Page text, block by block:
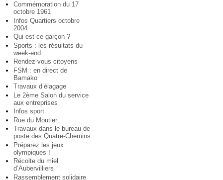
Commémoration du 17
octobre 1961
Infos Quartiers octobre
2004
Qui est ce garçon ?
Sports : les résultats du
week-end
Rendez-vous citoyens
FSM : en direct de
Bamako
Travaux d’élagage
Le 2ème Salon du service
aux entreprises
Infos sport
Rue du Moutier
Travaux dans le bureau de
poste des Quatre-Chemins
Préparez les jeux
olympiques !
Récolte du miel
d’Aubervilliers
Rassemblement solidaire